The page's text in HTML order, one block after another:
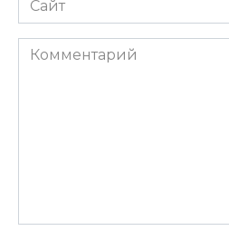
Комментарий